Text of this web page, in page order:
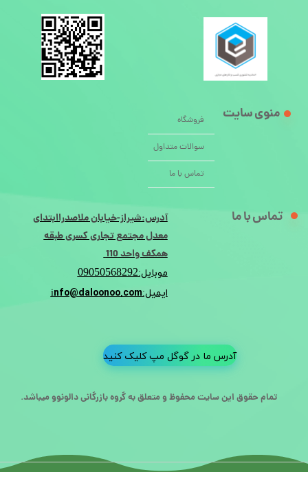
تمام حقوق این سایت محفوظ و متعلق به گروه بازرگانی دالونوو میباشد.
فروشگاه
سوالات متداول
تماس با ما
منوی سایت
تماس با ما
آدرس:شیراز-خیابان ملاصدراابتدای
معدل مجتمع تجاری کسری طبقه
همکف واحد 110
موبایل:09050568292
ایمیل:info@daloonoo.com
آدرس ما در گوگل مپ کلیک کنید